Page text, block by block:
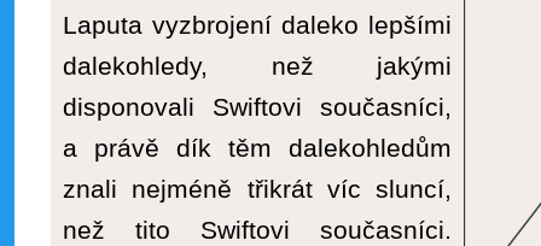
Laputa vyzbrojení daleko lepšími
dalekohledy, než jakými
disponovali Swiftovi současníci,
a právě dík těm dalekohledům
znali nejméně třikrát víc sluncí,
než tito Swiftovi současníci.